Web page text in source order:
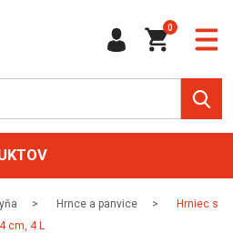
0
Hrnce a panvice
Hrniec s
cm, 4 L